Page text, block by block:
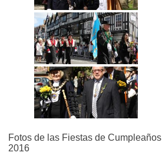
Fotos de las Fiestas de Cumpleaños
2016